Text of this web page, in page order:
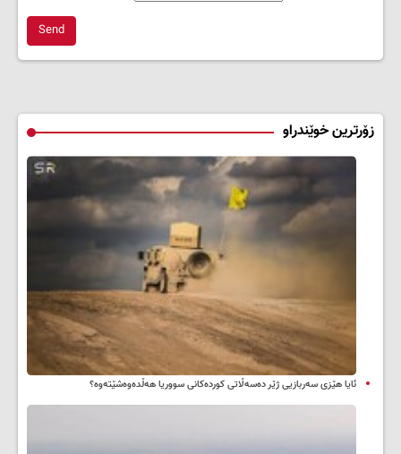
Send
زۆرترین خوێندراو
ئایا هێزی سەربازیی ژێر دەسەڵاتی کوردەکانی سووریا هەڵدەوەشێتەوە؟